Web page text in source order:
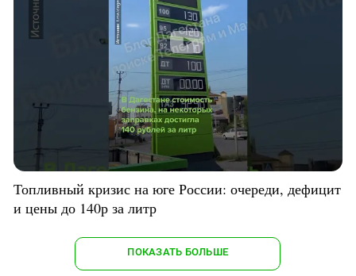
Топливный кризис на юге России: очереди, дефицит
и цены до 140р за литр
ПОКАЗАТЬ БОЛЬШЕ